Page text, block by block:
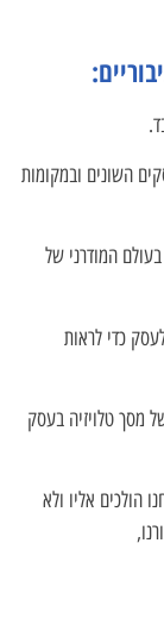
השונים ובמקומות
המודרני של
כדי לראות
מסך טלויזיה בעסק
הולכים אליו ולא